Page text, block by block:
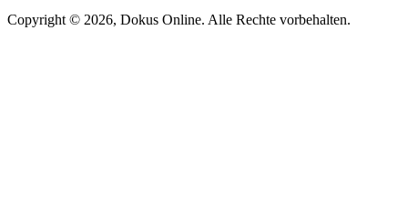
Copyright © 2026, Dokus Online. Alle Rechte vorbehalten.